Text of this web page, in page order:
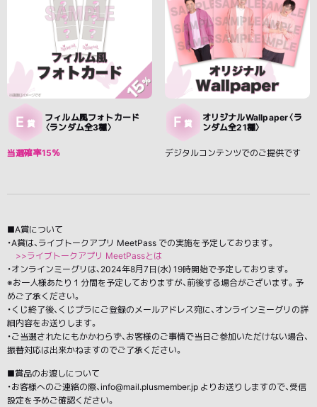
E 賞
フィルム風フォトカード
〈ランダム全3種〉
当選確率15％
F 賞
オリジナルWallpaper〈ラ
ンダム全21種〉
デジタルコンテンツでのご提供です
■A賞について
・A賞は、ライブトークアプリ MeetPass での実施を予定しております。
>>ライブトークアプリ MeetPassとは
・オンラインミーグリは、2024年8月7日(水) 19時開始で予定しております。
※お一人様あたり１分間を予定しておりますが、前後する場合がございます。予
めご了承ください。
・くじ終了後、くじプラにご登録のメールアドレス宛に、オンラインミーグリの詳
細内容をお送りします。
・ご当選されたにもかかわらず、お客様のご事情で当日ご参加いただけない場合、
振替対応は出来かねますのでご了承ください。
■賞品のお渡しについて
・お客様へのご連絡の際、info@mail.plusmember.jp よりお送りしますので、受信
設定を予めご確認ください。